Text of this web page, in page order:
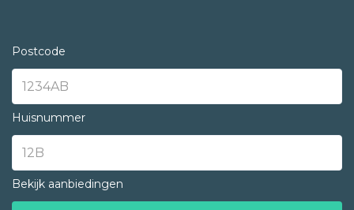
Postcode
Huisnummer
Bekijk aanbiedingen